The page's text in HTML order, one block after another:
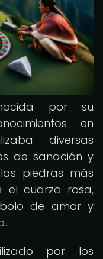
por su
en
diversas
de sanación y
piedras más
el cuarzo rosa,
de amor y
por los